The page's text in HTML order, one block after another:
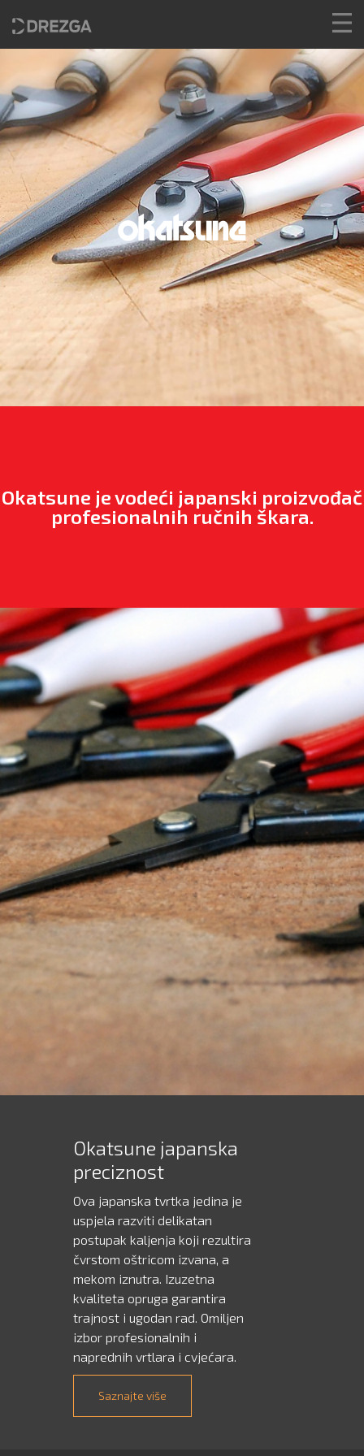
Okatsune je vodeći japanski proizvođač
profesionalnih ručnih škara.
Okatsune japanska
preciznost
Ova japanska tvrtka jedina je
uspjela razviti delikatan
postupak kaljenja koji rezultira
čvrstom oštricom izvana, a
mekom iznutra. Izuzetna
kvaliteta opruga garantira
trajnost i ugodan rad. Omiljen
izbor profesionalnih i
naprednih vrtlara i cvjećara.
Saznajte više